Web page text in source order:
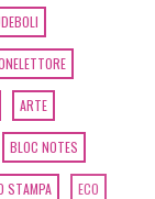
ARTE
BLOC NOTES
STAMPA ECO